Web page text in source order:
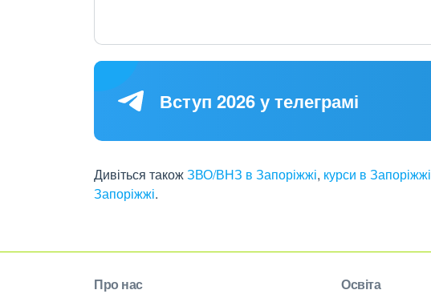
Вступ 2026 у телеграмі
Дивіться такожЗВО/ВНЗ в Запоріжжі, курси в Запоріжжі
Запоріжжі.
Про нас Освіта